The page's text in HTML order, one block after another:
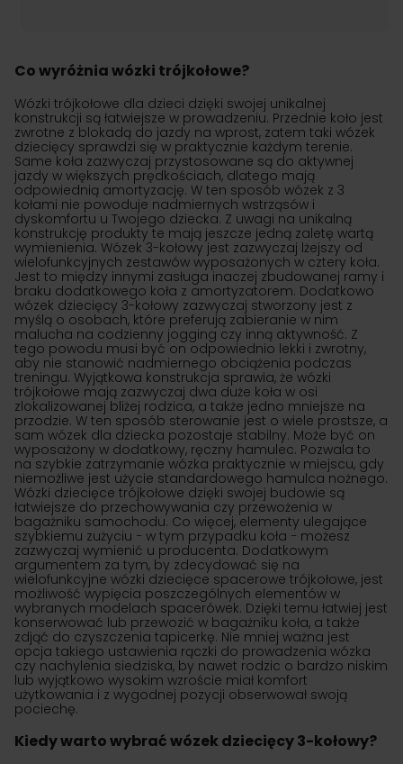
Co wyróżnia wózki trójkołowe?
Wózki trójkołowe dla dzieci dzięki swojej unikalnej
konstrukcji są łatwiejsze w prowadzeniu. Przednie koło jest
zwrotne z blokadą do jazdy na wprost, zatem taki wózek
dziecięcy sprawdzi się w praktycznie każdym terenie.
Same koła zazwyczaj przystosowane są do aktywnej
jazdy w większych prędkościach, dlatego mają
odpowiednią amortyzację. W ten sposób wózek z 3
kołami nie powoduje nadmiernych wstrząsów i
dyskomfortu u Twojego dziecka. Z uwagi na unikalną
konstrukcję produkty te mają jeszcze jedną zaletę wartą
wymienienia. Wózek 3-kołowy jest zazwyczaj lżejszy od
wielofunkcyjnych zestawów wyposażonych w cztery koła.
Jest to między innymi zasługa inaczej zbudowanej ramy i
braku dodatkowego koła z amortyzatorem. Dodatkowo
wózek dziecięcy 3-kołowy zazwyczaj stworzony jest z
myślą o osobach, które preferują zabieranie w nim
malucha na codzienny jogging czy inną aktywność. Z
tego powodu musi być on odpowiednio lekki i zwrotny,
aby nie stanowić nadmiernego obciążenia podczas
treningu. Wyjątkowa konstrukcja sprawia, że wózki
trójkołowe mają zazwyczaj dwa duże koła w osi
zlokalizowanej bliżej rodzica, a także jedno mniejsze na
przodzie. W ten sposób sterowanie jest o wiele prostsze, a
sam wózek dla dziecka pozostaje stabilny. Może być on
wyposażony w dodatkowy, ręczny hamulec. Pozwala to
na szybkie zatrzymanie wózka praktycznie w miejscu, gdy
niemożliwe jest użycie standardowego hamulca nożnego.
Wózki dziecięce trójkołowe dzięki swojej budowie są
łatwiejsze do przechowywania czy przewożenia w
bagażniku samochodu. Co więcej, elementy ulegające
szybkiemu zużyciu − w tym przypadku koła − możesz
zazwyczaj wymienić u producenta. Dodatkowym
argumentem za tym, by zdecydować się na
wielofunkcyjne wózki dziecięce spacerowe trójkołowe, jest
możliwość wypięcia poszczególnych elementów w
wybranych modelach spacerówek. Dzięki temu łatwiej jest
konserwować lub przewozić w bagażniku koła, a także
zdjąć do czyszczenia tapicerkę. Nie mniej ważna jest
opcja takiego ustawienia rączki do prowadzenia wózka
czy nachylenia siedziska, by nawet rodzic o bardzo niskim
lub wyjątkowo wysokim wzroście miał komfort
użytkowania i z wygodnej pozycji obserwował swoją
pociechę.
Kiedy warto wybrać wózek dziecięcy 3-kołowy?